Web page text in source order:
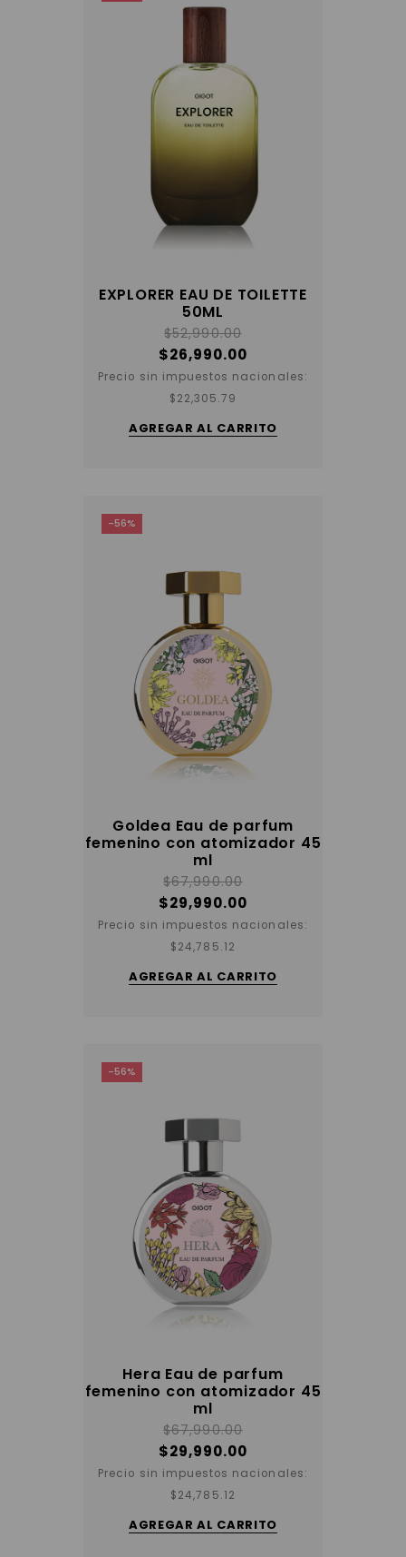
EXPLORER EAU DE TOILETTE
50ML
$52,990.00
$26,990.00
Precio sin impuestos nacionales:
$22,305.79
AGREGAR AL CARRITO
-56%
Goldea Eau de parfum
femenino con atomizador 45
ml
$67,990.00
$29,990.00
Precio sin impuestos nacionales:
$24,785.12
AGREGAR AL CARRITO
-56%
Hera Eau de parfum
femenino con atomizador 45
ml
$67,990.00
$29,990.00
Precio sin impuestos nacionales:
$24,785.12
AGREGAR AL CARRITO